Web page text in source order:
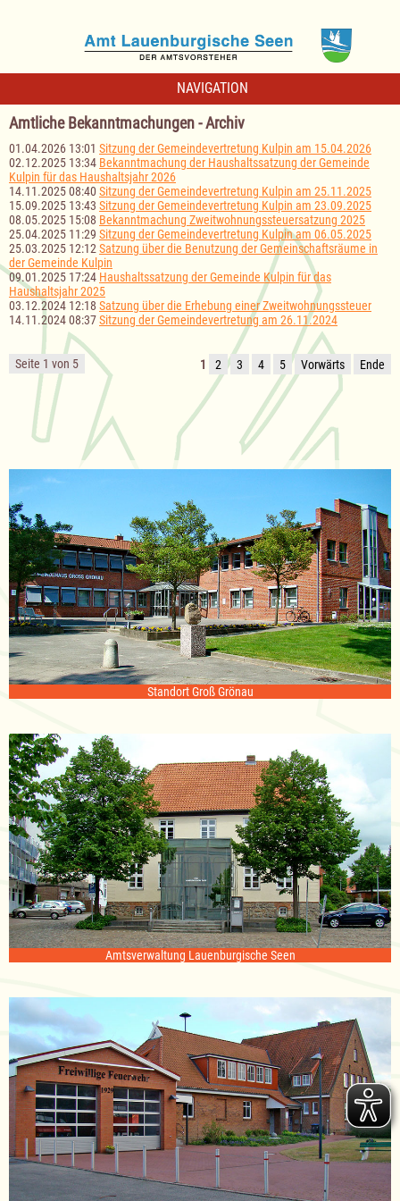
NAVIGATION
Amtliche Bekanntmachungen - Archiv
01.04.2026 13:01 Sitzung der Gemeindevertretung Kulpin am 15.04.2026
02.12.2025 13:34 Bekanntmachung der Haushaltssatzung der Gemeinde
Kulpin für das Haushaltsjahr 2026
14.11.2025 08:40 Sitzung der Gemeindevertretung Kulpin am 25.11.2025
15.09.2025 13:43 Sitzung der Gemeindevertretung Kulpin am 23.09.2025
08.05.2025 15:08 Bekanntmachung Zweitwohnungssteuersatzung 2025
25.04.2025 11:29 Sitzung der Gemeindevertretung Kulpin am 06.05.2025
25.03.2025 12:12 Satzung über die Benutzung der Gemeinschaftsräume in
der Gemeinde Kulpin
09.01.2025 17:24 Haushaltssatzung der Gemeinde Kulpin für das
Haushaltsjahr 2025
03.12.2024 12:18 Satzung über die Erhebung einer Zweitwohnungssteuer
14.11.2024 08:37Sitzung der Gemeindevertretung am 26.11.2024
Seite 1 von 5 1 2 3 4 5 Vorwärts Ende
Standort Groß Grönau
Amtsverwaltung Lauenburgische Seen